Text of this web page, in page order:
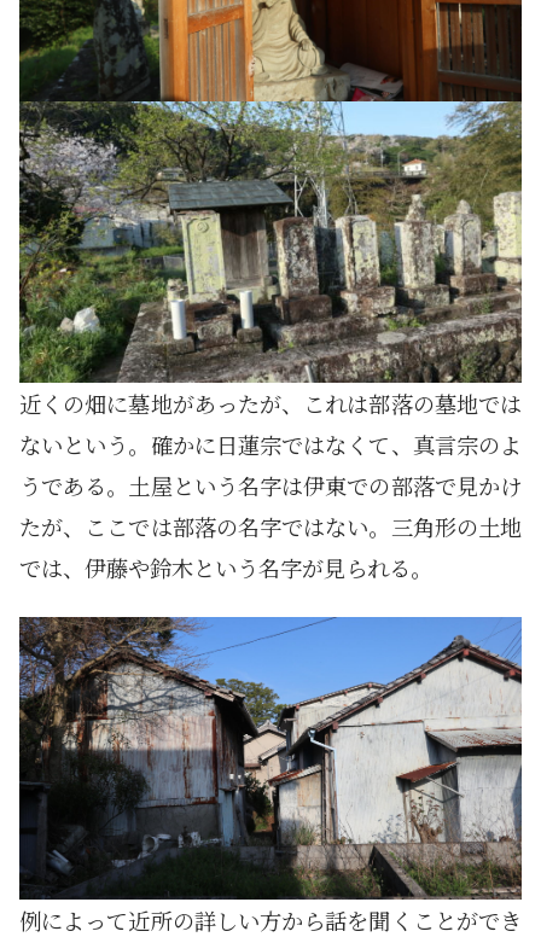
近くの畑に墓地があったが、これは部落の墓地では
ないという。確かに日蓮宗ではなくて、真言宗のよ
うである。土屋という名字は伊東での部落で見かけ
たが、ここでは部落の名字ではない。三角形の土地
では、伊藤や鈴木という名字が見られる。
例によって近所の詳しい方から話を聞くことができ